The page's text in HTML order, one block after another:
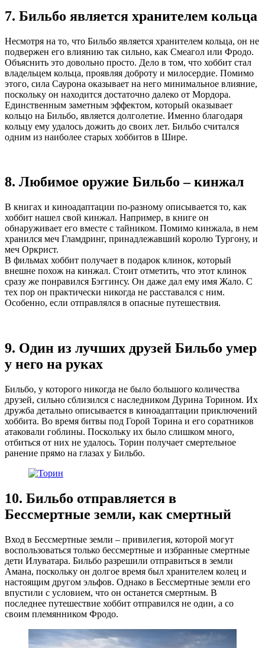
7. Бильбо является хранителем кольца
Несмотря на то, что Бильбо является хранителем кольца, он не
подвержен его влиянию так сильно, как Смеагол или Фродо.
Объяснить это довольно просто. Дело в том, что хоббит стал
владельцем кольца, проявляя доброту и милосердие. Помимо
этого, сила Саурона оказывает на него минимальное влияние,
поскольку он находится достаточно далеко от Мордора.
Единственным заметным эффектом, который оказывает
кольцо на Бильбо, является долголетие. Именно благодаря
кольцу ему удалось дожить до своих лет. Бильбо считался
одним из наиболее старых хоббитов в Шире.
8. Любимое оружие Бильбо – кинжал
В книгах и киноадаптации по-разному описывается то, как
хоббит нашел свой кинжал. Например, в книге он
обнаруживает его вместе с тайником. Помимо кинжала, в нем
хранился меч Гламдринг, принадлежавший королю Тургону, и
меч Оркрист.
В фильмах хоббит получает в подарок клинок, который
внешне похож на кинжал. Стоит отметить, что этот клинок
сразу же понравился Бэггинсу. Он даже дал ему имя Жало. С
тех пор он практически никогда не расставался с ним.
Особенно, если отправлялся в опасные путешествия.
9. Один из лучших друзей Бильбо умер
у него на руках
Бильбо, у которого никогда не было большого количества
друзей, сильно сблизился с наследником Дурина Торином. Их
дружба детально описывается в киноадаптации приключений
хоббита. Во время битвы под Горой Торина и его соратников
атаковали гоблины. Поскольку их было слишком много,
отбиться от них не удалось. Торин получает смертельное
ранение прямо на глазах у Бильбо.
10. Бильбо отправляется в
Бессмертные земли, как смертный
Вход в Бессмертные земли – привилегия, которой могут
воспользоваться только бессмертные и избранные смертные
дети Илуватара. Бильбо разрешили отправиться в земли
Амана, поскольку он долгое время был хранителем колец и
настоящим другом эльфов. Однако в Бессмертные земли его
впустили с условием, что он останется смертным. В
последнее путешествие хоббит отправился не один, а со
своим племянником Фродо.